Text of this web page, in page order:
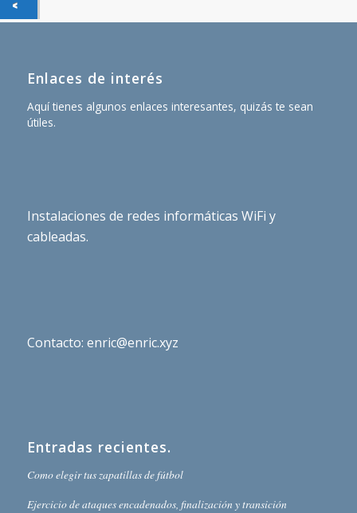
Enlaces de interés
Aquí tienes algunos enlaces interesantes, quizás te sean
útiles.
Instalaciones de redes informáticas WiFi y
cableadas.
Contacto: enric@enric.xyz
Entradas recientes.
Como elegir tus zapatillas de fútbol
Ejercicio de ataques encadenados, finalización y transición